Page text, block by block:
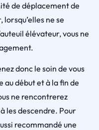
de déplacement de
lorsqu’elles ne se
élévateur, vous ne
donc le soin de vous
au début et à la fin de
ne rencontrerez
les descendre. Pour
recommandé une